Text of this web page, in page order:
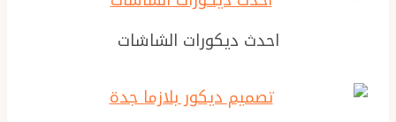
احدث ديكورات الشاشات